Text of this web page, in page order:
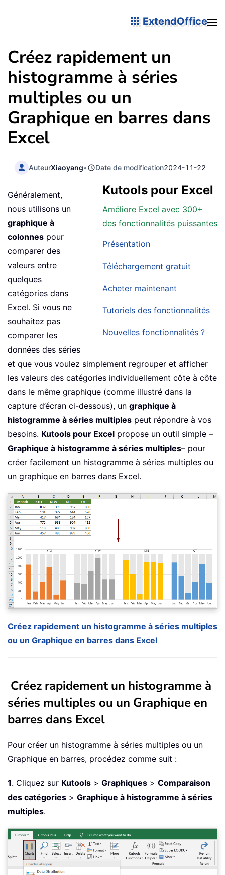
ExtendOffice
Créez rapidement un
histogramme à séries
multiples ou un
Graphique en barres dans
Excel
AuteurXiaoyang• Date de modification2024-11-22
Kutools pour Excel
Améliore Excel avec 300+
des fonctionnalités puissantes
Présentation
Téléchargement gratuit
Acheter maintenant
Tutoriels des fonctionnalités
Nouvelles fonctionnalités ?
Généralement,
nous utilisons un
graphique à
colonnes pour
comparer des
valeurs entre
quelques
catégories dans
Excel. Si vous ne
souhaitez pas
comparer les
données des séries
et que vous voulez simplement regrouper et afficher
les valeurs des catégories individuellement côte à côte
dans le même graphique (comme illustré dans la
capture d’écran ci-dessous), un graphique à
histogramme à séries multiples peut répondre à vos
besoins. Kutools pour Excel propose un outil simple –
Graphique à histogramme à séries multiples– pour
créer facilement un histogramme à séries multiples ou
un graphique en barres dans Excel.
Créez rapidement un histogramme à séries multiples
ou un Graphique en barres dans Excel
Créez rapidement un histogramme à
séries multiples ou un Graphique en
barres dans Excel
Pour créer un histogramme à séries multiples ou un
Graphique en barres, procédez comme suit :
1. Cliquez sur Kutools > Graphiques > Comparaison
des catégories > Graphique à histogramme à séries
multiples.